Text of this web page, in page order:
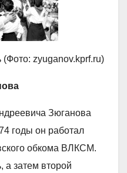
zyuganov.kprf.ru)
Зюганова
годы он работал
обкома ВЛКСМ.
а затем второй